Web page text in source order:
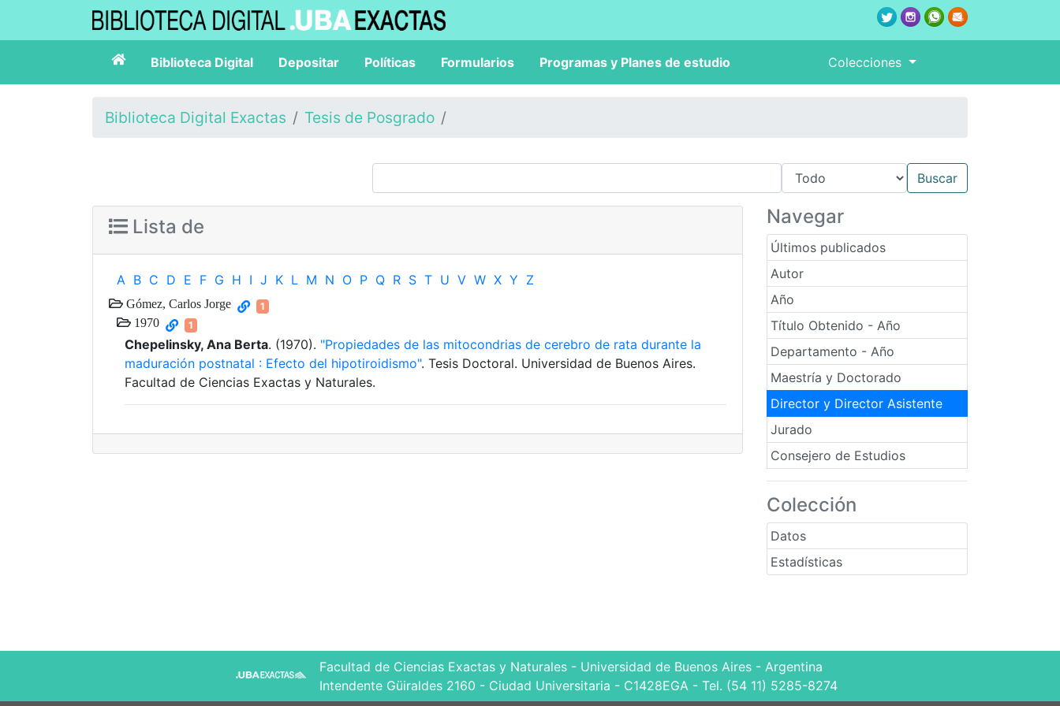
Biblioteca Digital Depositar Políticas Formularios Programas y Planes de estudio Colecciones
Biblioteca Digital Exactas Tesis de Posgrado
Navegar
Últimos publicados
Autor
Año
Título Obtenido - Año
Departamento - Año
Maestría y Doctorado
Director y Director Asistente
Jurado
Consejero de Estudios
Colección
Datos
Estadísticas
Lista de
A B C D E F G H I J K L M N O P Q R S T U V W X Y Z
Gómez, Carlos Jorge 1
1970 1
Chepelinsky, Ana Berta. (1970). "Propiedades de las mitocondrias de cerebro de rata durante la
maduración postnatal : Efecto del hipotiroidismo". Tesis Doctoral. Universidad de Buenos Aires.
Facultad de Ciencias Exactas y Naturales.
Facultad de Ciencias Exactas y Naturales - Universidad de Buenos Aires - Argentina
Intendente Güiraldes 2160 - Ciudad Universitaria - C1428EGA - Tel. (54 11) 5285-8274